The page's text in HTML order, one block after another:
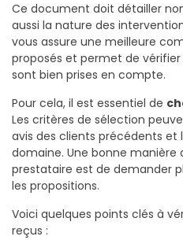
Ce document doit détailler
aussi la nature des
vous assure une meilleure
proposés et permet de
sont bien prises en compte.
Pour cela, il est essentiel de
Les critères de sélection
avis des clients précédents et
domaine. Une bonne manière
prestataire est de demander
les propositions.
Voici quelques points clés à
reçus :